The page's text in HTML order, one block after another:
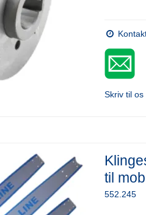
Skriv til
til
552.245